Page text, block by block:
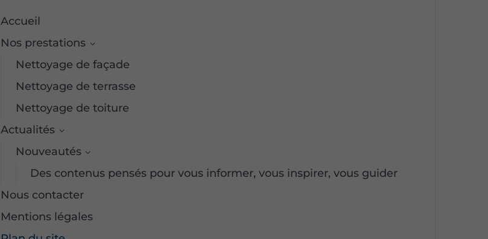
Accueil
Nos prestations
Nettoyage de façade
Nettoyage de terrasse
Nettoyage de toiture
Actualités
Nouveautés
Des contenus pensés pour vous informer, vous inspirer, vous guider
Nous contacter
Mentions légales